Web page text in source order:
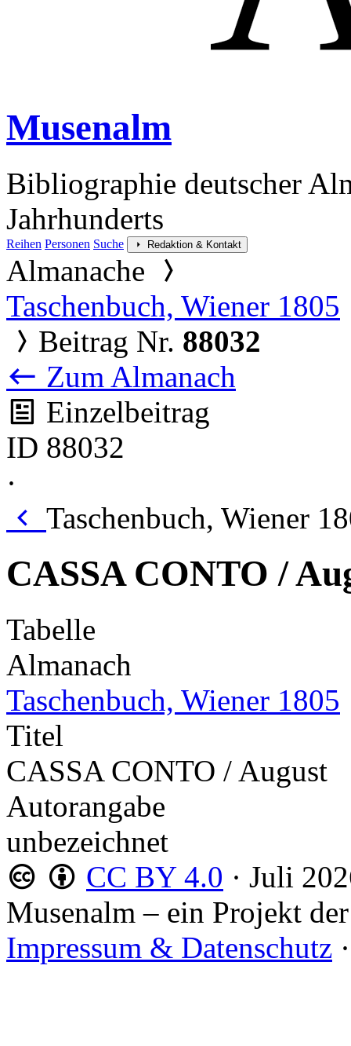
Musenalm
Bibliographie deutscher
Jahrhunderts
Reihen Personen Suche Redaktion & Kontakt
Almanache
Taschenbuch, Wiener 1805
Beitrag Nr. 88032
Zum Almanach
Einzelbeitrag
ID 88032
·
Taschenbuch, Wiener
CASSA CONTO /
Tabelle
Almanach
Taschenbuch, Wiener 1805
Titel
CASSA CONTO / August
Autorangabe
unbezeichnet
CC BY 4.0 · Juli
Musenalm – ein Projekt der
Impressum & Datenschutz ·